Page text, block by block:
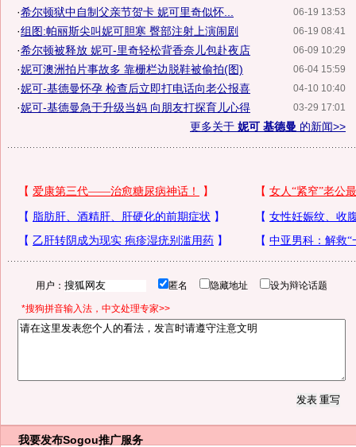
06-19 13:53
·希尔顿狱中自制父亲节贺卡 妮可里奇似怀...
06-19 08:41
·组图:帕丽斯尖叫妮可胆寒 臀部注射上演闹剧
06-09 10:29
·希尔顿被释放 妮可-里奇轻松背香奈儿包赴夜店
06-04 15:59
·妮可澳洲拍片事故多 靠栅栏边脱鞋被偷拍(图)
04-10 10:40
·妮可-基德曼怀孕 检查后立即打电话向老公报喜
03-29 17:01
·妮可-基德曼急于升级当妈 向朋友打探育儿心得
更多关于 妮可 基德曼 的新闻>>
用户： 匿名 隐藏地址 设为辩论话题
*搜狗拼音输入法，中文处理专家>>
我要发布Sogou推广服务